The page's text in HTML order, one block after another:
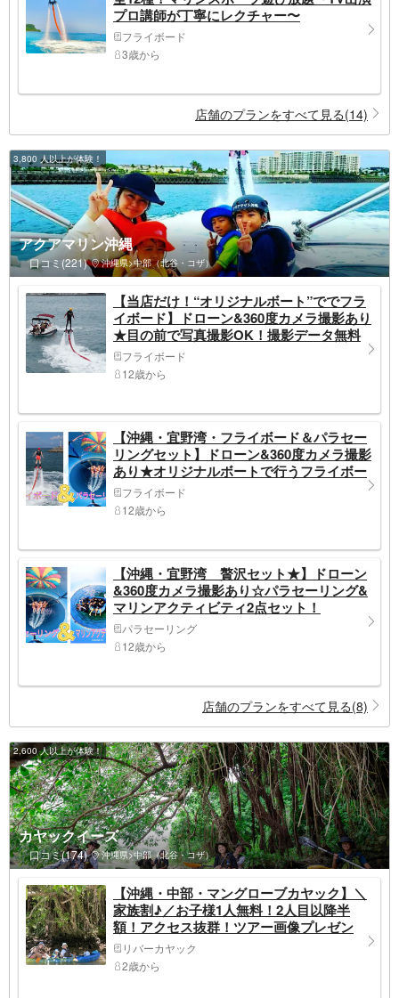
プロ講師が丁寧にレクチャー〜
フライボード
3歳から
店舗のプランをすべて見る(14)
3,800 人以上が体験！
アクアマリン沖縄
口コミ(221) 沖縄県>中部（北谷・コザ）
【当店だけ！“オリジナルボート”ででフラ
イボード】ドローン&360度カメラ撮影あり
★目の前で写真撮影OK！撮影データ無料
プレゼント★
フライボード
12歳から
【沖縄・宜野湾・フライボード＆パラセー
リングセット】ドローン&360度カメラ撮影
あり★オリジナルボートで行うフライボー
ド＆気分爽快パラセーリング！撮影データ
無料プレゼント★
フライボード
12歳から
【沖縄・宜野湾 贅沢セット★】ドローン
&360度カメラ撮影あり☆パラセーリング&
マリンアクティビティ2点セット！
パラセーリング
12歳から
店舗のプランをすべて見る(8)
2,600 人以上が体験！
カヤックイーズ
口コミ(174) 沖縄県>中部（北谷・コザ）
【沖縄・中部・マングローブカヤック】＼
家族割♪／お子様1人無料！2人目以降半
額！アクセス抜群！ツアー画像プレゼン
ト！比謝川マングローブカヤック
リバーカヤック
2歳から